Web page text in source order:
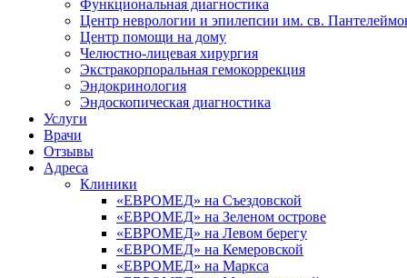
Функциональная диагностика
Центр неврологии и эпилепсии им. св.
Центр помощи на дому
Челюстно-лицевая хирургия
Экстракорпоральная гемокоррекция
Эндокринология
Эндоскопическая диагностика
Услуги
Врачи
Отзывы
Адреса
Клиники
«ЕВРОМЕД» на Съездовской
«ЕВРОМЕД» на Зеленом острове
«ЕВРОМЕД» на Левом берегу
«ЕВРОМЕД» на Кемеровской
«ЕВРОМЕД» на Маркса